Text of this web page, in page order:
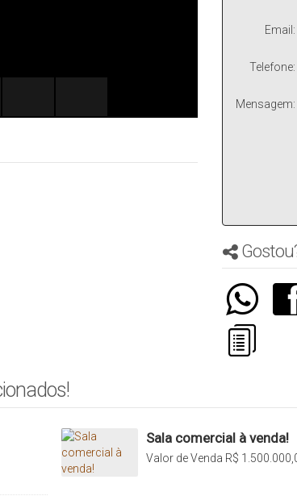
Email:
Telefone:
Mensagem:
Sala comercial à venda!
R$
Valor de Venda